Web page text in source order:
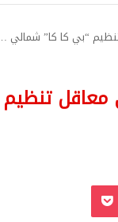
على معاقل
‫Pocket